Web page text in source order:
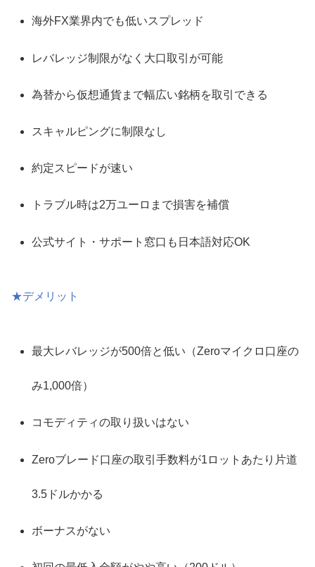
海外FX業界内でも低いスプレッド
レバレッジ制限がなく大口取引が可能
為替から仮想通貨まで幅広い銘柄を取引できる
スキャルピングに制限なし
約定スピードが速い
トラブル時は2万ユーロまで損害を補償
公式サイト・サポート窓口も日本語対応OK
★デメリット
最大レバレッジが500倍と低い（Zeroマイクロ口座の
み1,000倍）
コモディティの取り扱いはない
Zeroブレード口座の取引手数料が1ロットあたり片道
3.5ドルかかる
ボーナスがない